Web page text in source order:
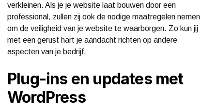
verkleinen. Als je je website laat bouwen door een
professional, zullen zij ook de nodige maatregelen nemen
om de veiligheid van je website te waarborgen. Zo kun jij
met een gerust hart je aandacht richten op andere
aspecten van je bedrijf.
Plug-ins en updates met
WordPress